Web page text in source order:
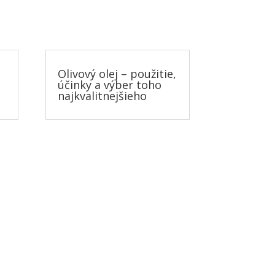
Olivový olej – použitie,
účinky a výber toho
najkvalitnejšieho